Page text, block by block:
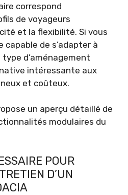
correspond
de voyageurs
et la flexibilité. Si vous
capable de s’adapter à
d’aménagement
intéressante aux
et coûteux.
un aperçu détaillé de
modulaires du
POUR
D’UN